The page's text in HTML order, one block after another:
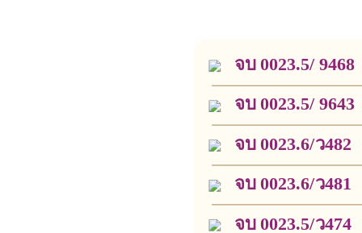
จบ 0023.5/ 9468
จบ 0023.5/ 9643
จบ 0023.6/ว482
จบ 0023.6/ว481
จบ 0023.5/ว474